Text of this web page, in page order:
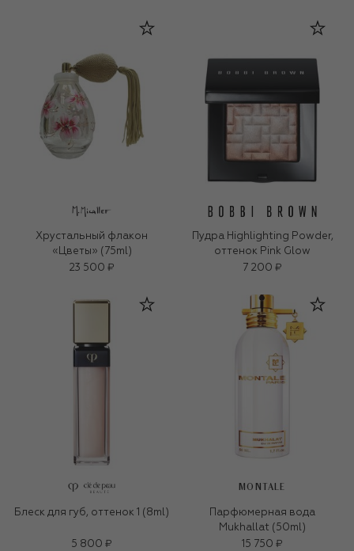
Хрустальный флакон
«Цветы» (75ml)
23 500 ₽
Пудра Highlighting Powder,
оттенок Pink Glow
7 200 ₽
Блеск для губ, оттенок 1 (8ml)
5 800 ₽
MONTALE
Парфюмерная вода
Mukhallat (50ml)
15 750 ₽